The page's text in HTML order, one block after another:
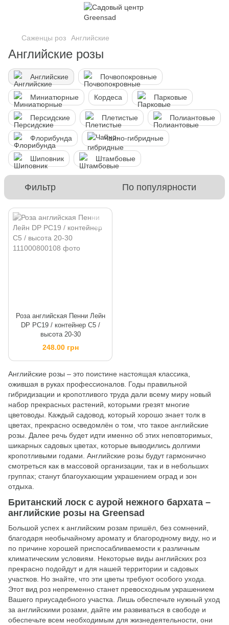
Саженцы роз Английские
Английские розы
Английские Почвопокровные
Миниатюрные Кордеса Парковые
Персидские Плетистые Полиантовые
Флорибунда Чайно-гибридные
Шиповник Штамбовые
Фильтр По популярности
Роза английская Пенни Лейн
DP PC19 / контейнер C5 /
высота 20-30
248.00 грн
Английские розы – это поистине настоящая классика,
ожившая в руках профессионалов. Годы правильной
гибридизации и кропотливого труда дали всему миру новый
набор прекрасных растений, которыми грезят многие
цветоводы. Каждый садовод, который хорошо знает толк в
цветах, прекрасно осведомлён о том, что такое английские
розы. Далее речь будет идти именно об этих неповторимых,
шикарных садовых цветах, которые выводились долгими
кропотливыми годами. Английские розы будут гармонично
смотреться как в массовой организации, так и в небольших
группах; станут благоухающим украшением оград и зон
отдыха.
Британский лоск с аурой нежного бархата –
английские розы на Greensad
Большой успех к английским розам пришёл, без сомнений,
благодаря необычайному аромату и благородному виду, но и
по причине хорошей приспосабливаемости к различным
климатическим условиям. Некоторые виды английских роз
прекрасно подойдут и для нашей территории и садовых
участков. Но знайте, что эти цветы требуют особого ухода.
Этот вид роз непременно станет превосходным украшением
Вашего приусадебного участка. Лишь обеспечьте нужный уход
за английскими розами, дайте им развиваться в свободе и
обеспечьте всем необходимым для жизнедеятельности, они